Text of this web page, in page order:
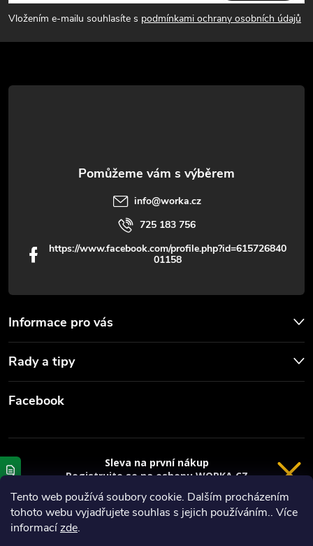
Tento web používá soubory cookie. Dalším procházením
tohoto webu vyjadřujete souhlas s jejich používáním.. Více
informacízde.
p
a
t
Vložením e-mailu souhlasíte s podmínkami ochrany osobních údajů
Informace pro vás
Rady a tipy
info@worka.cz
725 183 756
https://www.facebook.com/profile.php?id=615726840
01158
Facebook
Copyright 2026
Sleva na první nákup
Registrujte se na eshopu WORKA.CZ
sleva 100 Kč* na nákup je Vaše.
Registrace
VRÁCENÍ 14 DNÍ